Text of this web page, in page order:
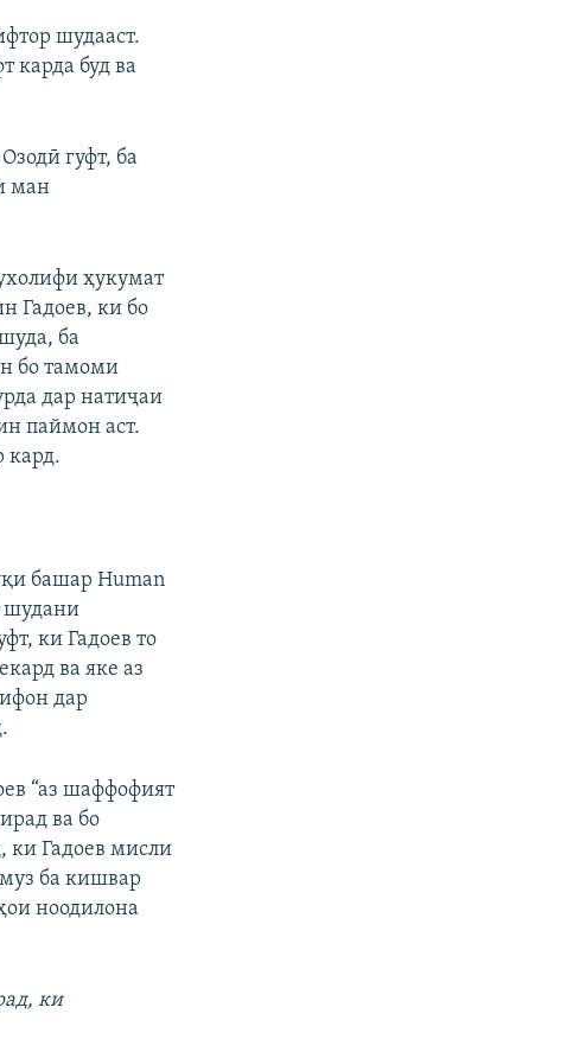
шудааст.
карда буд ва
гуфт, ба
ман
ҳукумат
Гадоев, ки бо
ба
бо тамоми
дар натиҷаи
паймон аст.
кард.
башар Human
шудани
ки Гадоев то
ва яке аз
дар
“аз шаффофият
ва бо
ки Гадоев мисли
ба кишвар
ноодилона
ки